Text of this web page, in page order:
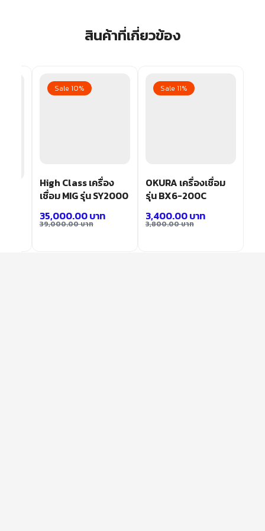
สินค้าที่เกี่ยวข้อง
Sale 10%
High Class เครื่อง
เชื่อม MIG รุ่น SY2000
39,000.00บาท
35,000.00บาท
Sale 11%
OKURA เครื่องเชื่อม
รุ่น BX6-200C
3,800.00บาท
3,400.00บาท